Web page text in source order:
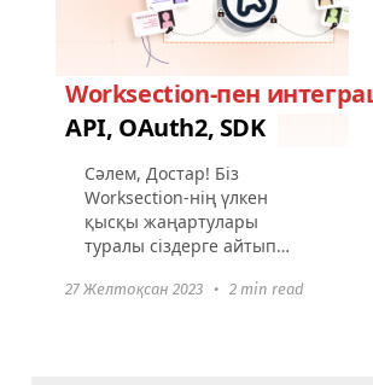
Worksection-пен
API, OAuth2, SDK
Сәлем, Достар! Біз
Worksection-нің үлкен
қысқы жаңартулары
туралы сіздерге айтып
жаңалықтар бар! Енді сіз
27 Желтоқсан 2023 • 2 min read